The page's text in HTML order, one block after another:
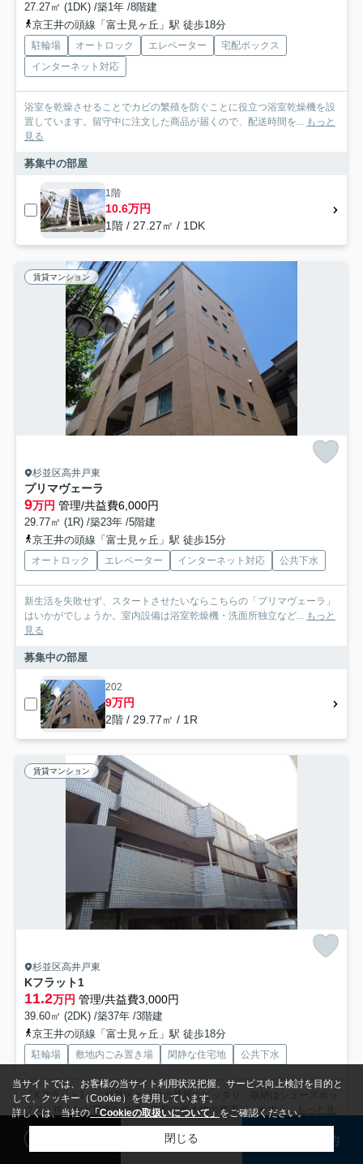
27.27㎡ (1DK) /築1年 /8階建
京王井の頭線「富士見ヶ丘」駅 徒歩18分
駐輪場 オートロック エレベーター
宅配ボックス
インターネット対応
浴室を乾燥させることでカビの繁殖を防ぐことに役立つ浴室乾燥機を設
置しています。留守中に注文した商品が届くので、配送時間を... もっと
見る
募集中の部屋
1階
10.6万円
1階 / 27.27㎡ / 1DK
賃貸マンション
杉並区高井戸東
プリマヴェーラ
9万円 管理/共益費6,000円
29.77㎡ (1R) /築23年 /5階建
京王井の頭線「富士見ヶ丘」駅 徒歩15分
オートロック エレベーター インターネット対応 公共下水
新生活を失敗せず、スタートさせたいならこちらの「プリマヴェーラ」
はいかがでしょうか。室内設備は浴室乾燥機・洗面所独立など... もっと
見る
募集中の部屋
202
9万円
2階 / 29.77㎡ / 1R
賃貸マンション
杉並区高井戸東
Kフラット1
11.2万円 管理/共益費3,000円
39.60㎡ (2DK) /築37年 /3階建
京王井の頭線「富士見ヶ丘」駅 徒歩18分
駐輪場 敷地内ごみ置き場 閑静な住宅地 公共下水
「Kフラット1」：杉並区エリアの新居にピッタリ。収納はシューズボッ
クス・押入など豊富なので、衣類や履き物の整理がしやすく... もっと見
る
募集中の部屋
検討リスト 来店予約
当サイトでは、お客様の当サイト利用状況把握、サービス向上検討を目的と
して、クッキー（Cookie）を使用しています。
詳しくは、当社の「Cookieの取扱いについて」 をご確認ください。
閉じる